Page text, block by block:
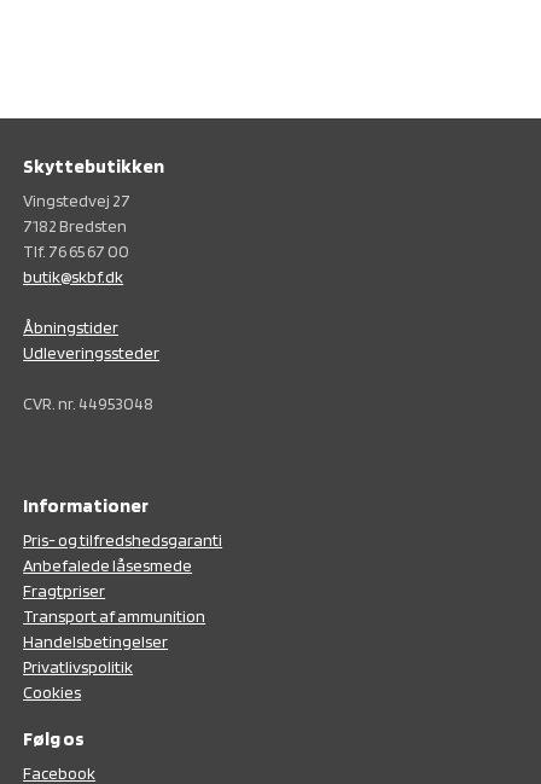
Skyttebutikken
Vingstedvej 27
7182 Bredsten
Tlf. 76 65 67 00
butik@skbf.dk
Åbningstider
Udleveringssteder
CVR. nr. 44953048
Informationer
Pris- og tilfredshedsgaranti
Anbefalede låsesmede
Fragtpriser
Transport af ammunition
Handelsbetingelser
Privatlivspolitik
Cookies
Følg os
Facebook